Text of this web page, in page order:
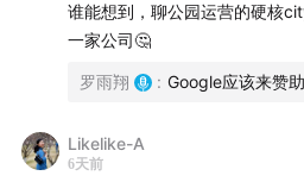
的1%。公园的钱从哪里来？
一张长椅、一条步道、一片草
欢迎跟随本期节目一起，理解公
谁能想到，聊公园运营的硬核
一家公司🤔
罗雨翔 : Google应该来赞
Likelike-A
6天前